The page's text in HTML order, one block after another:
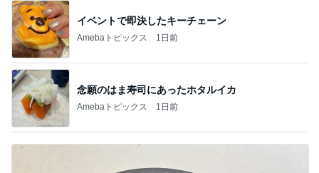
イベントで即決したキーチェーン
Amebaトピックス 1日前
念願のはま寿司にあったホタルイカ
Amebaトピックス 1日前